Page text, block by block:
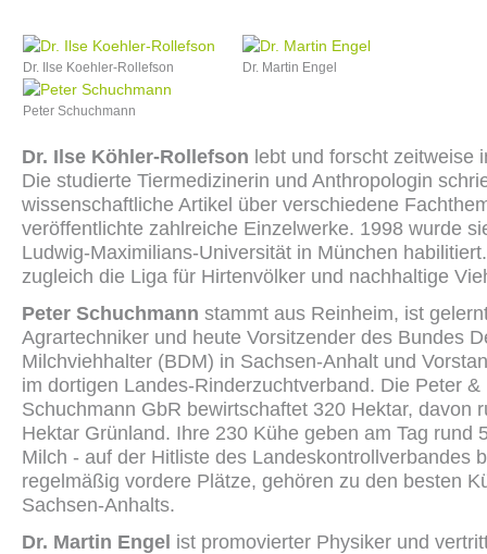
Dr. Ilse Koehler-Rollefson Dr. Martin Engel
Peter Schuchmann
Dr. Ilse Köhler-Rollefson lebt und forscht zeitweise
Die studierte Tiermedizinerin und Anthropologin
wissenschaftliche Artikel über verschiedene
veröffentlichte zahlreiche Einzelwerke. 1998 wurde
Ludwig-Maximilians-Universität in München
zugleich die Liga für Hirtenvölker und nachhaltige
Peter Schuchmann stammt aus Reinheim, ist
Agrartechniker und heute Vorsitzender des Bundes
Milchviehhalter (BDM) in Sachsen-Anhalt und
im dortigen Landes-Rinderzuchtverband. Die Peter &
Schuchmann GbR bewirtschaftet 320 Hektar, davon
Hektar Grünland. Ihre 230 Kühe geben am Tag rund
Milch - auf der Hitliste des Landeskontrollverbandes
regelmäßig vordere Plätze, gehören zu den besten
Sachsen-Anhalts.
Dr. Martin Engel ist promovierter Physiker und